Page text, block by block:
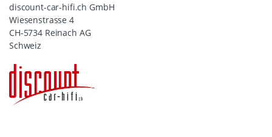
discount-car-hifi.ch GmbH
Wiesenstrasse 4
CH-5734 Reinach AG
Schweiz